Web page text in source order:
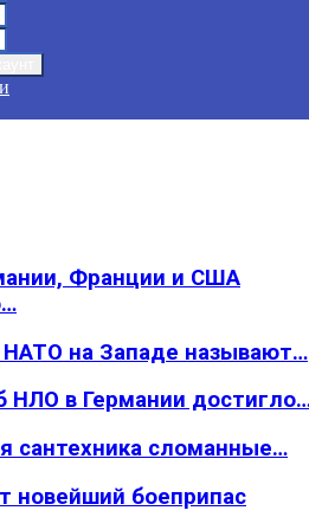
Франции и США
НАТО на Западе называют…
НЛО в Германии
сантехника сломанные…
новейший боеприпас